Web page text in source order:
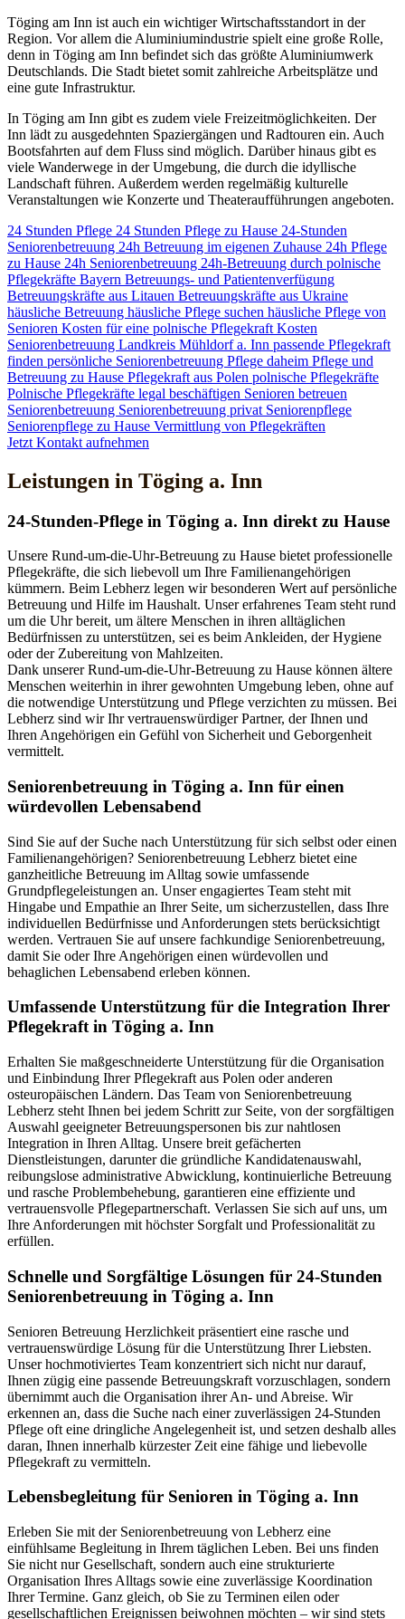
Töging am Inn ist auch ein wichtiger Wirtschaftsstandort in der
Region. Vor allem die Aluminiumindustrie spielt eine große Rolle,
denn in Töging am Inn befindet sich das größte Aluminiumwerk
Deutschlands. Die Stadt bietet somit zahlreiche Arbeitsplätze und
eine gute Infrastruktur.
In Töging am Inn gibt es zudem viele Freizeitmöglichkeiten. Der
Inn lädt zu ausgedehnten Spaziergängen und Radtouren ein. Auch
Bootsfahrten auf dem Fluss sind möglich. Darüber hinaus gibt es
viele Wanderwege in der Umgebung, die durch die idyllische
Landschaft führen. Außerdem werden regelmäßig kulturelle
Veranstaltungen wie Konzerte und Theateraufführungen angeboten.
24 Stunden Pflege 24 Stunden Pflege zu Hause 24-Stunden
Seniorenbetreuung 24h Betreuung im eigenen Zuhause 24h Pflege
zu Hause 24h Seniorenbetreuung 24h-Betreuung durch polnische
Pflegekräfte Bayern Betreuungs- und Patientenverfügung
Betreuungskräfte aus Litauen Betreuungskräfte aus Ukraine
häusliche Betreuung häusliche Pflege suchen häusliche Pflege von
Senioren Kosten für eine polnische Pflegekraft Kosten
Seniorenbetreuung Landkreis Mühldorf a. Inn passende Pflegekraft
finden persönliche Seniorenbetreuung Pflege daheim Pflege und
Betreuung zu Hause Pflegekraft aus Polen polnische Pflegekräfte
Polnische Pflegekräfte legal beschäftigen Senioren betreuen
Seniorenbetreuung Seniorenbetreuung privat Seniorenpflege
Seniorenpflege zu Hause Vermittlung von Pflegekräften
Jetzt Kontakt aufnehmen
Leistungen in Töging a. Inn
24-Stunden-Pflege in Töging a. Inn direkt zu Hause
Unsere Rund-um-die-Uhr-Betreuung zu Hause bietet professionelle
Pflegekräfte, die sich liebevoll um Ihre Familienangehörigen
kümmern. Beim Lebherz legen wir besonderen Wert auf persönliche
Betreuung und Hilfe im Haushalt. Unser erfahrenes Team steht rund
um die Uhr bereit, um ältere Menschen in ihren alltäglichen
Bedürfnissen zu unterstützen, sei es beim Ankleiden, der Hygiene
oder der Zubereitung von Mahlzeiten.
Dank unserer Rund-um-die-Uhr-Betreuung zu Hause können ältere
Menschen weiterhin in ihrer gewohnten Umgebung leben, ohne auf
die notwendige Unterstützung und Pflege verzichten zu müssen. Bei
Lebherz sind wir Ihr vertrauenswürdiger Partner, der Ihnen und
Ihren Angehörigen ein Gefühl von Sicherheit und Geborgenheit
vermittelt.
Senioren­betreuung in Töging a. Inn für einen
würdevollen Lebensabend
Sind Sie auf der Suche nach Unterstützung für sich selbst oder einen
Familienangehörigen? Seniorenbetreuung Lebherz bietet eine
ganzheitliche Betreuung im Alltag sowie umfassende
Grundpflegeleistungen an. Unser engagiertes Team steht mit
Hingabe und Empathie an Ihrer Seite, um sicherzustellen, dass Ihre
individuellen Bedürfnisse und Anforderungen stets berücksichtigt
werden. Vertrauen Sie auf unsere fachkundige Seniorenbetreuung,
damit Sie oder Ihre Angehörigen einen würdevollen und
behaglichen Lebensabend erleben können.
Umfassende Unterstützung für die Integration Ihrer
Pflegekraft in Töging a. Inn
Erhalten Sie maßgeschneiderte Unterstützung für die Organisation
und Einbindung Ihrer Pflegekraft aus Polen oder anderen
osteuropäischen Ländern. Das Team von Seniorenbetreuung
Lebherz steht Ihnen bei jedem Schritt zur Seite, von der sorgfältigen
Auswahl geeigneter Betreuungspersonen bis zur nahtlosen
Integration in Ihren Alltag. Unsere breit gefächerten
Dienstleistungen, darunter die gründliche Kandidatenauswahl,
reibungslose administrative Abwicklung, kontinuierliche Betreuung
und rasche Problembehebung, garantieren eine effiziente und
vertrauensvolle Pflegepartnerschaft. Verlassen Sie sich auf uns, um
Ihre Anforderungen mit höchster Sorgfalt und Professionalität zu
erfüllen.
Schnelle und Sorgfältige Lösungen für 24-Stunden
Seniorenbetreuung in Töging a. Inn
Senioren Betreuung Herzlichkeit präsentiert eine rasche und
vertrauenswürdige Lösung für die Unterstützung Ihrer Liebsten.
Unser hochmotiviertes Team konzentriert sich nicht nur darauf,
Ihnen zügig eine passende Betreuungskraft vorzuschlagen, sondern
übernimmt auch die Organisation ihrer An- und Abreise. Wir
erkennen an, dass die Suche nach einer zuverlässigen 24-Stunden
Pflege oft eine dringliche Angelegenheit ist, und setzen deshalb alles
daran, Ihnen innerhalb kürzester Zeit eine fähige und liebevolle
Pflegekraft zu vermitteln.
Lebensbegleitung für Senioren in Töging a. Inn
Erleben Sie mit der Seniorenbetreuung von Lebherz eine
einfühlsame Begleitung in Ihrem täglichen Leben. Bei uns finden
Sie nicht nur Gesellschaft, sondern auch eine strukturierte
Organisation Ihres Alltags sowie eine zuverlässige Koordination
Ihrer Termine. Ganz gleich, ob Sie zu Terminen eilen oder
gesellschaftlichen Ereignissen beiwohnen möchten – wir sind stets